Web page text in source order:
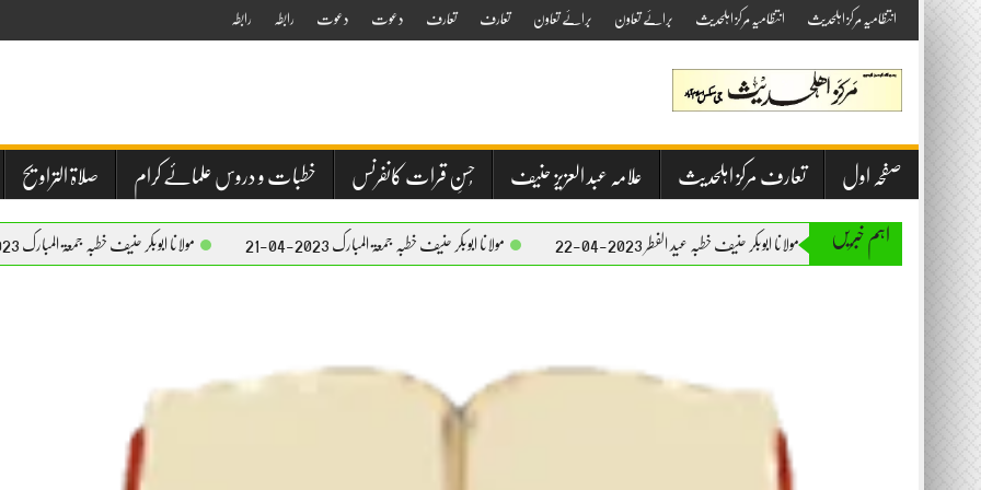
Skip
to
content
انتظامیہ مرکز اہلحدیث انتظامیہ مرکز اہلحدیث برائے تعاون برائے تعاون تعارف تعارف دعوت دعوت رابطہ رابطہ
صفحہ اول تعارف مرکز اہلحدیث علامہ عبد العزیز حنیف حُسنِ قرات کانفرنس خطبات و دروس علمائے کرام صلاۃ التراویح
اہم خبریں
مولانا ابوبکر حنیف خطبہ عید الفطر 2023-04-22 مولانا ابوبکر حنیف خطبہ جمعۃ المبارک 2023-04-21 مولانا ابوبکر حنیف خطبہ جمعۃ المبارک 2023-04-21